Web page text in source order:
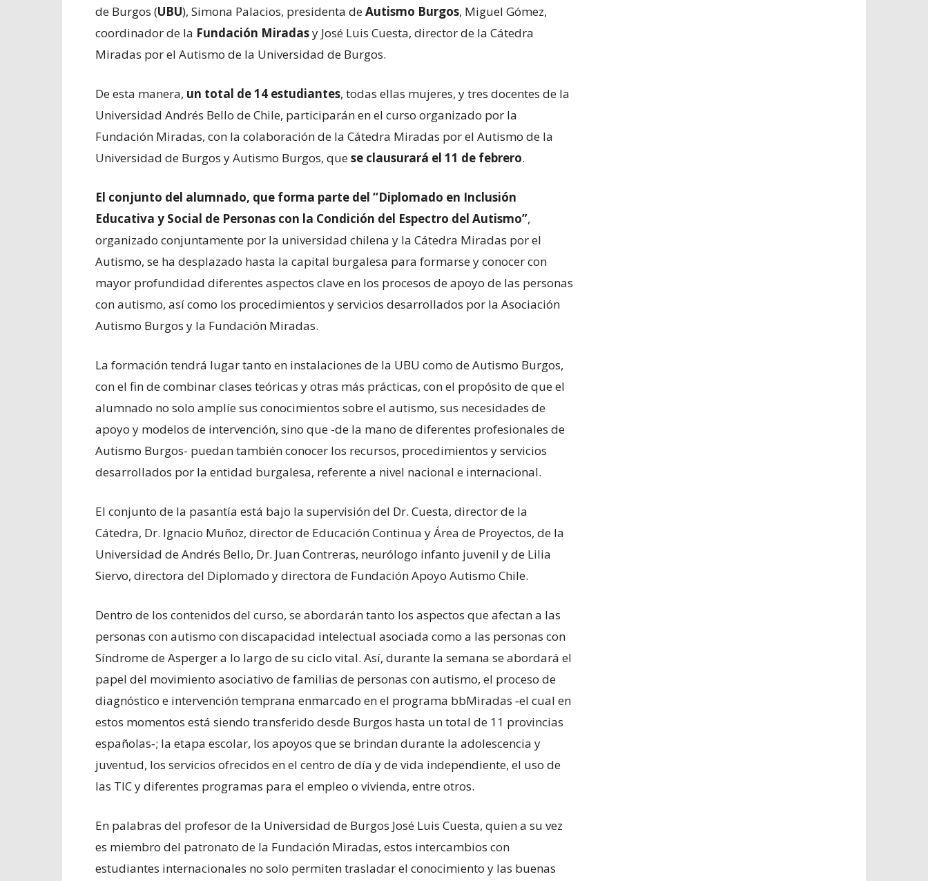
de Burgos (UBU), Simona Palacios, presidenta deAutismo Burgos, Miguel Gómez,
coordinador de la Fundación Miradasy José Luis Cuesta, director de la Cátedra
Miradas por el Autismo de la Universidad de Burgos.
De esta manera, un total de 14 estudiantes, todas ellas mujeres, y tres docentes de la
Universidad Andrés Bello de Chile, participarán en el curso organizado por la
Fundación Miradas, con la colaboración de la Cátedra Miradas por el Autismo de la
Universidad de Burgos y Autismo Burgos, quese clausurará el 11 de febrero.
El conjunto del alumnado, que forma parte del “Diplomado en Inclusión
Educativa y Social de Personas con la Condición del Espectro del Autismo”,
organizado conjuntamente por la universidad chilena y la Cátedra Miradas por el
Autismo, se ha desplazado hasta la capital burgalesa para formarse y conocer con
mayor profundidad diferentes aspectos clave en los procesos de apoyo de las personas
con autismo, así como los procedimientos y servicios desarrollados por la Asociación
Autismo Burgos y la Fundación Miradas.
La formación tendrá lugar tanto en instalaciones de la UBU como de Autismo Burgos,
con el fin de combinar clases teóricas y otras más prácticas, con el propósito de que el
alumnado no solo amplíe sus conocimientos sobre el autismo, sus necesidades de
apoyo y modelos de intervención, sino que -de la mano de diferentes profesionales de
Autismo Burgos- puedan también conocer los recursos, procedimientos y servicios
desarrollados por la entidad burgalesa, referente a nivel nacional e internacional.
El conjunto de la pasantía está bajo la supervisión del Dr. Cuesta, director de la
Cátedra, Dr. Ignacio Muñoz, director de Educación Continua y Área de Proyectos, de la
Universidad de Andrés Bello, Dr. Juan Contreras, neurólogo infanto juvenil y de Lilia
Siervo, directora del Diplomado y directora de Fundación Apoyo Autismo Chile.
Dentro de los contenidos del curso, se abordarán tanto los aspectos que afectan a las
personas con autismo con discapacidad intelectual asociada como a las personas con
Síndrome de Asperger a lo largo de su ciclo vital. Así, durante la semana se abordará el
papel del movimiento asociativo de familias de personas con autismo, el proceso de
diagnóstico e intervención temprana enmarcado en el programa bbMiradas ‐el cual en
estos momentos está siendo transferido desde Burgos hasta un total de 11 provincias
españolas‐; la etapa escolar, los apoyos que se brindan durante la adolescencia y
juventud, los servicios ofrecidos en el centro de día y de vida independiente, el uso de
las TIC y diferentes programas para el empleo o vivienda, entre otros.
En palabras del profesor de la Universidad de Burgos José Luis Cuesta, quien a su vez
es miembro del patronato de la Fundación Miradas, estos intercambios con
estudiantes internacionales no solo permiten trasladar el conocimiento y las buenas